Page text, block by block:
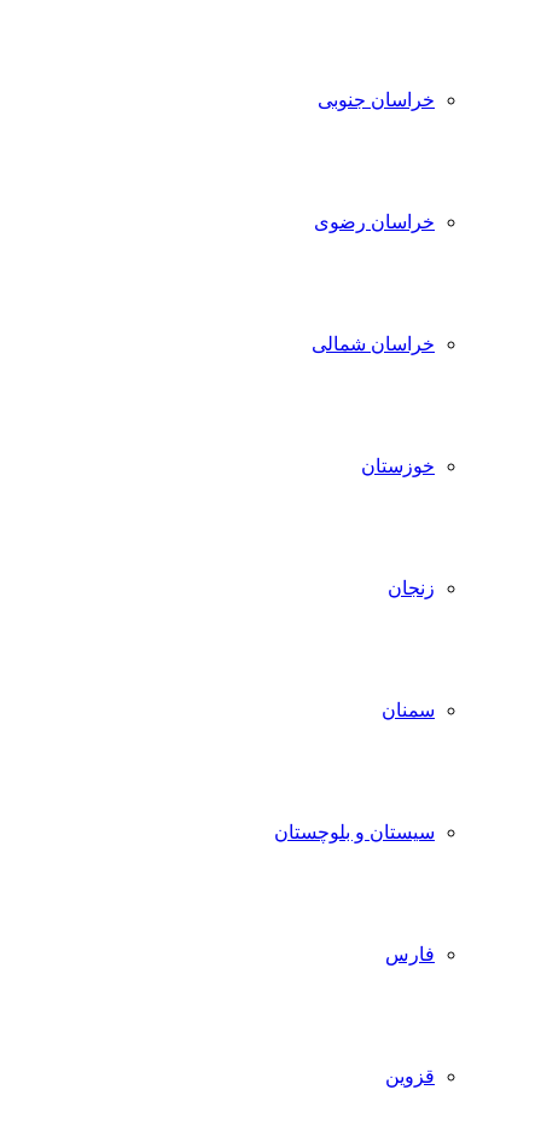
خراسان جنوبی
خراسان رضوی
خراسان شمالی
خوزستان
زنجان
سمنان
سیستان و بلوچستان
فارس
قزوین